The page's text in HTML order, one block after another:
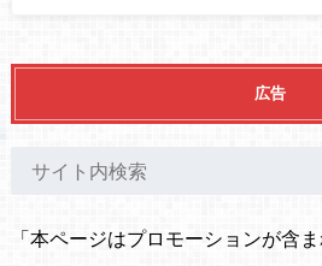
広告
「本ページはプロモーションが含ま